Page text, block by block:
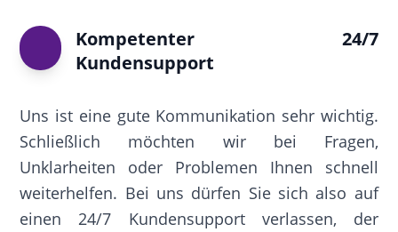
Kompetenter 24/7
Kundensupport
Uns ist eine gute Kommunikation sehr wichtig.
Schließlich möchten wir bei Fragen,
Unklarheiten oder Problemen Ihnen schnell
weiterhelfen. Bei uns dürfen Sie sich also auf
einen 24/7 Kundensupport verlassen, der